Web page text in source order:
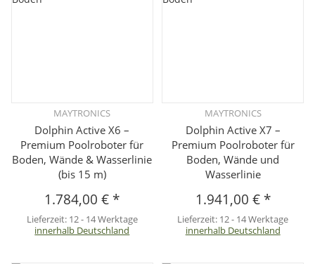
MAYTRONICS
Dolphin Active X6 –
Premium Poolroboter für
Boden, Wände & Wasserlinie
(bis 15 m)
1.784,00 € *
Lieferzeit: 12 - 14 Werktage
innerhalb Deutschland
MAYTRONICS
Dolphin Active X7 –
Premium Poolroboter für
Boden, Wände und
Wasserlinie
1.941,00 € *
Lieferzeit: 12 - 14 Werktage
innerhalb Deutschland